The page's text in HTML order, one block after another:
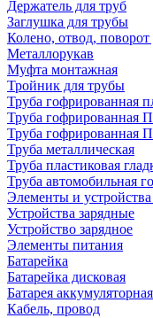
Держатель для труб
Заглушка для трубы
Колено, отвод,
Металлорукав
Муфта монтажная
Тройник для трубы
Труба гофрированная
Труба гофрированная
Труба гофрированная
Труба металлическая
Труба пластиковая
Труба автомобильная
Элементы и
Устройства зарядные
Устройство зарядное
Элементы питания
Батарейка
Батарейка дисковая
Батарея аккумуляторная
Кабель, провод